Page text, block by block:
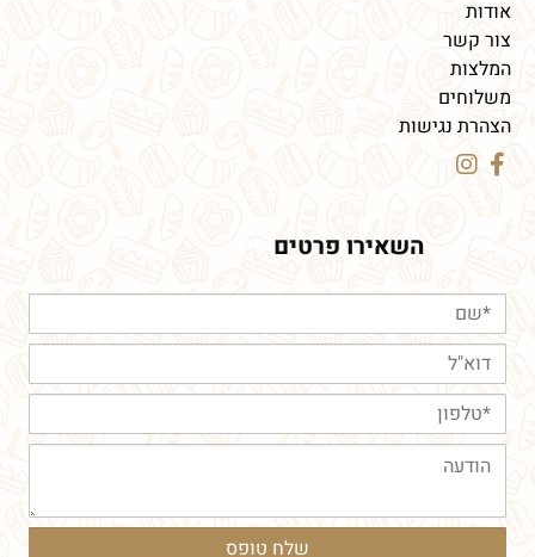
אודות
צור קשר
המלצות
משלוחים
הצהרת נגישות
השאירו פרטים